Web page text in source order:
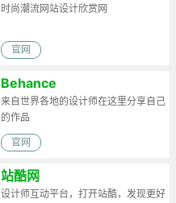
时尚潮流网站设计欣赏网
官网
Behance
来自世界各地的设计师在这里分享自己
的作品
官网
站酷网
设计师互动平台，打开站酷，发现更好